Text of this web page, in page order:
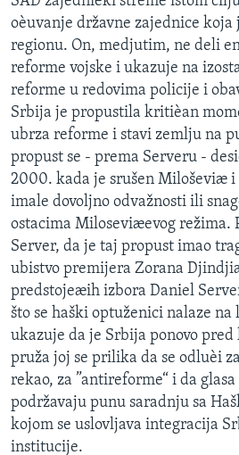
oèuvanje državne zajednice
regionu. On, medjutim, ne deli
reforme vojske i ukazuje na
reforme u redovima policije i
Srbija je propustila kritièan
ubrza reforme i stavi zemlju na
propust se - prema Serveru -
2000. kada je srušen Miloševiæ i
imale dovoljno odvažnosti ili
ostacima Miloseviæevog režima.
Server, da je taj propust imao
ubistvo premijera Zorana
predstojeæih izbora Daniel
što se haški optuženici nalaze
ukazuje da je Srbija ponovo
pruža joj se prilika da se odluèi
rekao, za ”antireforme“ i da
podržavaju punu saradnju sa
kojom se uslovljava integracija
institucije.